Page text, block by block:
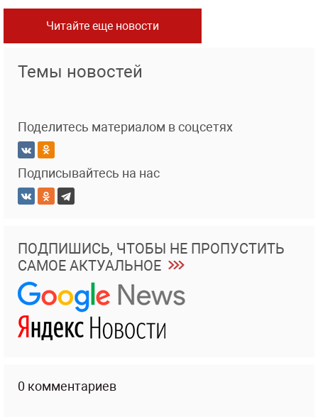
Читайте еще новости
Темы новостей
Поделитесь материалом в соцсетях
Подписывайтесь на нас
ПОДПИШИСЬ, ЧТОБЫ НЕ ПРОПУСТИТЬ
САМОЕ АКТУАЛЬНОЕ
0 комментариев